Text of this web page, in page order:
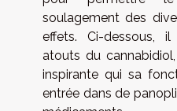
soulagement des
effets. Ci-dessous,
atouts du
inspirante qui sa
entrée dans de